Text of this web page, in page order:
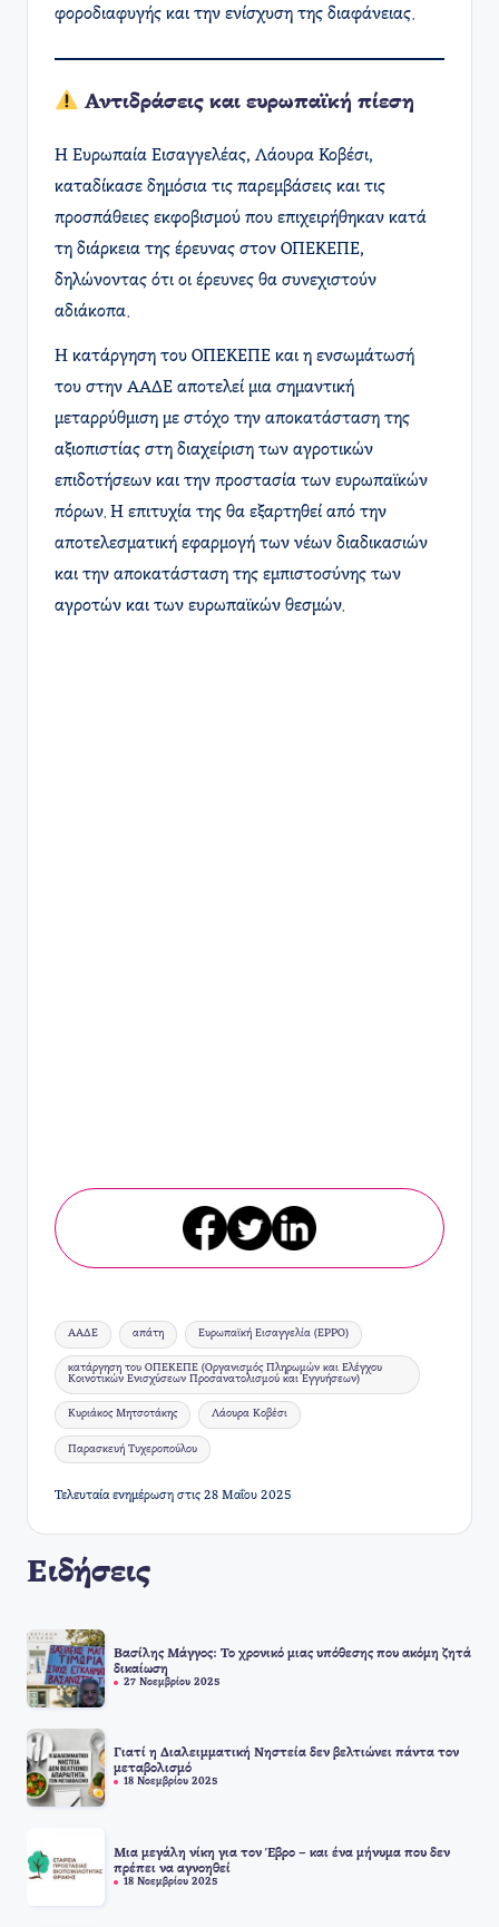
φοροδιαφυγής και την ενίσχυση της διαφάνειας.
Αντιδράσεις και ευρωπαϊκή πίεση
Η Ευρωπαία Εισαγγελέας, Λάουρα Κοβέσι,
καταδίκασε δημόσια τις παρεμβάσεις και τις
προσπάθειες εκφοβισμού που επιχειρήθηκαν κατά
τη διάρκεια της έρευνας στον ΟΠΕΚΕΠΕ,
δηλώνοντας ότι οι έρευνες θα συνεχιστούν
αδιάκοπα.
Η κατάργηση του ΟΠΕΚΕΠΕ και η ενσωμάτωσή
του στην ΑΑΔΕ αποτελεί μια σημαντική
μεταρρύθμιση με στόχο την αποκατάσταση της
αξιοπιστίας στη διαχείριση των αγροτικών
επιδοτήσεων και την προστασία των ευρωπαϊκών
πόρων. Η επιτυχία της θα εξαρτηθεί από την
αποτελεσματική εφαρμογή των νέων διαδικασιών
και την αποκατάσταση της εμπιστοσύνης των
αγροτών και των ευρωπαϊκών θεσμών.
Ετικέτες:
ΑΑΔΕ απάτη Ευρωπαϊκή Εισαγγελία (EPPO)
κατάργηση του ΟΠΕΚΕΠΕ (Οργανισμός Πληρωμών και Ελέγχου
Κοινοτικών Ενισχύσεων Προσανατολισμού και Εγγυήσεων)
Κυριάκος Μητσοτάκης Λάουρα Κοβέσι
Παρασκευή Τυχεροπούλου
Τελευταία ενημέρωση στις 28 Μαΐου 2025
Ειδήσεις
Βασίλης Μάγγος: Το χρονικό μιας υπόθεσης που ακόμη ζητά
δικαίωση
27 Νοεμβρίου 2025
Γιατί η Διαλειμματική Νηστεία δεν βελτιώνει πάντα τον
μεταβολισμό
18 Νοεμβρίου 2025
Μια μεγάλη νίκη για τον Έβρο – και ένα μήνυμα που δεν
πρέπει να αγνοηθεί
18 Νοεμβρίου 2025